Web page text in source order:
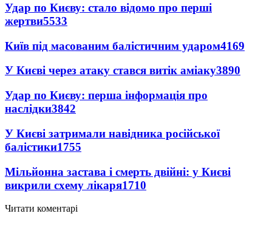
Удар по Києву: стало відомо про перші
жертви5533
Київ під масованим балістичним ударом4169
У Києві через атаку стався витік аміаку3890
Удар по Києву: перша інформація про
наслідки3842
У Києві затримали навідника російської
балістики1755
Мільйонна застава і смерть двійні: у Києві
викрили схему лікаря1710
Читати коментарі